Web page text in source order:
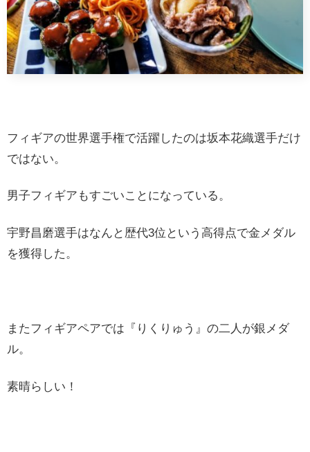
フィギアの世界選手権で活躍したのは坂本花織選手だけ
ではない。
男子フィギアもすごいことになっている。
宇野昌磨選手はなんと歴代3位という高得点で金メダル
を獲得した。
またフィギアペアでは『りくりゅう』の二人が銀メダ
ル。
素晴らしい！